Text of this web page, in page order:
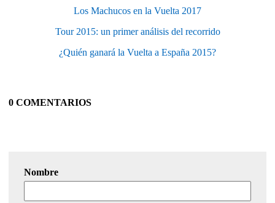
Los Machucos en la Vuelta 2017
Tour 2015: un primer análisis del recorrido
¿Quién ganará la Vuelta a España 2015?
0 COMENTARIOS
Nombre